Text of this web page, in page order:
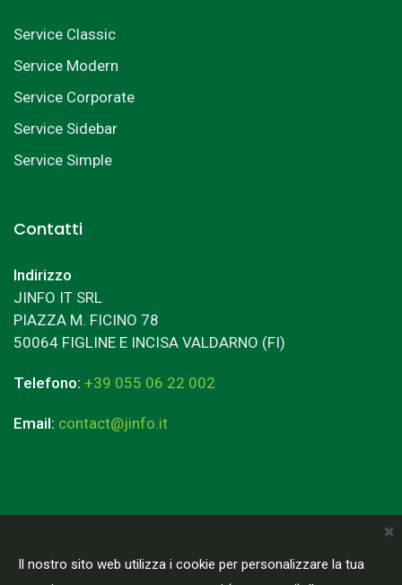
×
Il nostro sito web utilizza i cookie per personalizzare la tua
Service Classic
Service Modern
Service Corporate
Service Sidebar
Service Simple
Contatti
Indirizzo
JINFO IT SRL
PIAZZA M. FICINO 78
50064 FIGLINE E INCISA VALDARNO (FI)
Telefono: +39 055 06 22 002
Email: contact@jinfo.it